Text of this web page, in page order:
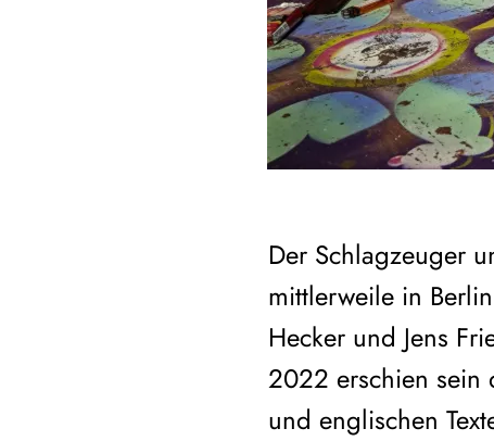
Der Schlagzeuger
mittlerweile in
Hecker und Jens
2022 erschien sein
und englischen